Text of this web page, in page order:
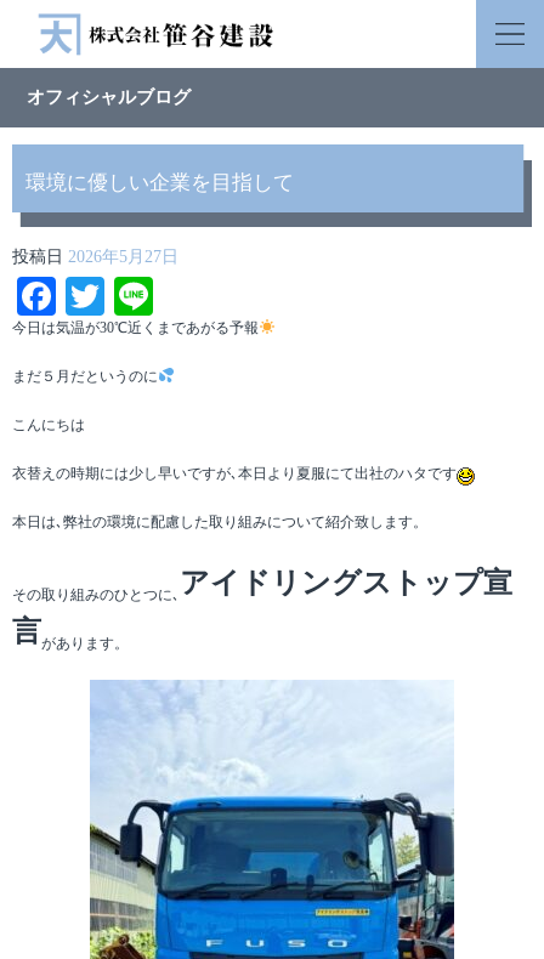
オフィシャルブログ
環境に優しい企業を目指して
投稿日 2026年5月27日
Facebook
Twitter
今日は気温が30℃近くまであがる予報
まだ５月だというのに
こんにちは
衣替えの時期には少し早いですが､本日より夏服にて出社のハタです
本日は､弊社の環境に配慮した取り組みについて紹介致します。
その取り組みのひとつに､ アイドリングストップ宣
言があります。